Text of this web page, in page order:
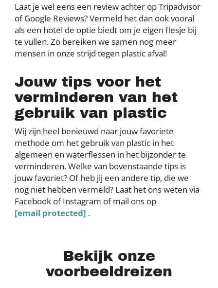
Laat je wel eens een review achter op Tripadvisor
of Google Reviews? Vermeld het dan ook vooral
als een hotel de optie biedt om je eigen flesje bij
te vullen. Zo bereiken we samen nog meer
mensen in onze strijd tegen plastic afval!
Jouw tips voor het
verminderen van het
gebruik van plastic
Wij zijn heel benieuwd naar jouw favoriete
methode om het gebruik van plastic in het
algemeen en waterflessen in het bijzonder te
verminderen. Welke van bovenstaande tips is
jouw favoriet? Of heb jij een andere tip, die we
nog niet hebben vermeld? Laat het ons weten via
Facebook of Instagram of mail ons op
[email protected] .
Bekijk onze
voorbeeldreizen